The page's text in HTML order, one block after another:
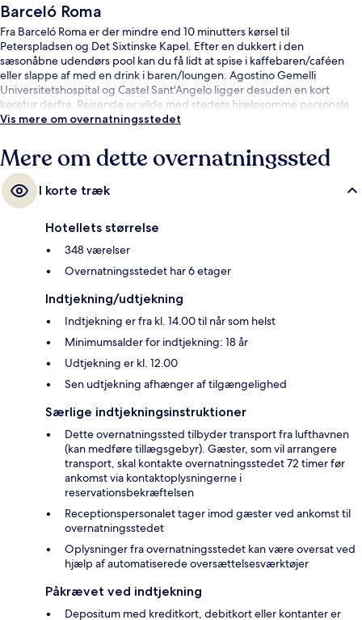
Barceló Roma
Fra Barceló Roma er der mindre end 10 minutters kørsel til
Peterspladsen og Det Sixtinske Kapel. Efter en dukkert i den
sæsonåbne udendørs pool kan du få lidt at spise i kaffebaren/caféen
eller slappe af med en drink i baren/loungen. Agostino Gemelli
Universitetshospital og Castel Sant'Angelo ligger desuden en kort
køretur derfra. Rejsende er vilde med stedets hjælpsomme personale.
Vis mere om overnatningsstedet
Mere om dette overnatningssted
I korte træk
Hotellets størrelse
348 værelser
Overnatningsstedet har 6 etager
Indtjekning/udtjekning
Indtjekning er fra kl. 14.00 til når som helst
Minimumsalder for indtjekning: 18 år
Udtjekning er kl. 12.00
Sen udtjekning afhænger af tilgængelighed
Særlige indtjekningsinstruktioner
Dette overnatningssted tilbyder transport fra lufthavnen
(kan medføre tillægsgebyr). Gæster, som vil arrangere
transport, skal kontakte overnatningsstedet 72 timer før
ankomst via kontaktoplysningerne i
reservationsbekræftelsen
Receptionspersonalet tager imod gæster ved ankomst til
overnatningsstedet
Oplysninger fra overnatningsstedet kan være oversat ved
hjælp af automatiserede oversættelsesværktøjer
Påkrævet ved indtjekning
Depositum med kreditkort, debitkort eller kontanter er